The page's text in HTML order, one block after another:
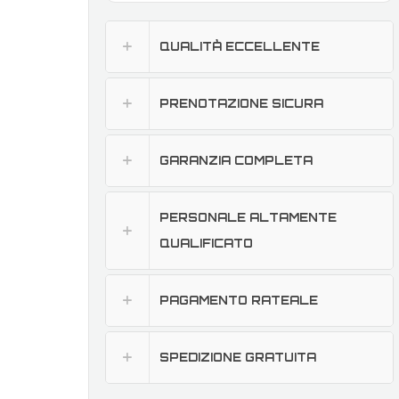
QUALITÀ ECCELLENTE
PRENOTAZIONE SICURA
GARANZIA COMPLETA
PERSONALE ALTAMENTE
QUALIFICATO
PAGAMENTO RATEALE
SPEDIZIONE GRATUITA